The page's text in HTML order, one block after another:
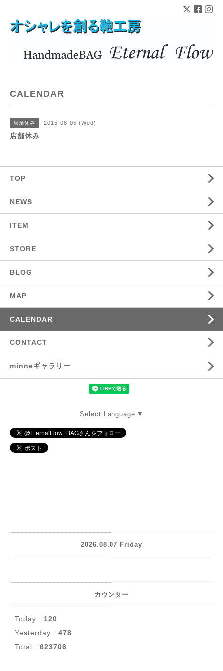
CALENDAR
店舗休み 2015-08-05 (Wed)
店舗休み
TOP
NEWS
ITEM
STORE
BLOG
MAP
CALENDAR
CONTACT
minneギャラリー
Select Language ▼
2026.08.07 Friday
カウンター
Today : 120
Yesterday : 478
Total : 623706